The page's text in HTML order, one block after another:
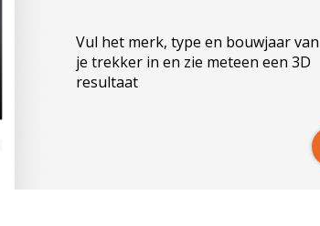
Vul het merk, type en bouwjaar van
je trekker in en zie meteen een 3D
resultaat